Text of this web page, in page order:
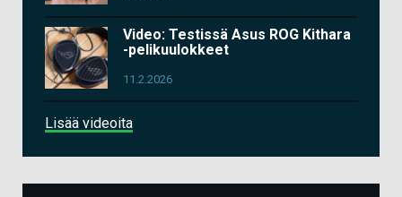
Video: Testissä Asus ROG Kithara
-pelikuulokkeet
11.2.2026
Lisää videoita